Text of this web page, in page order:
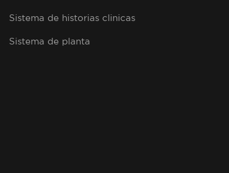
Sistema de historias clinicas
Sistema de planta